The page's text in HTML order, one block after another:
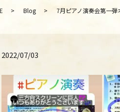
Blog 7月ピアノ演奏会第一
2022/07/03